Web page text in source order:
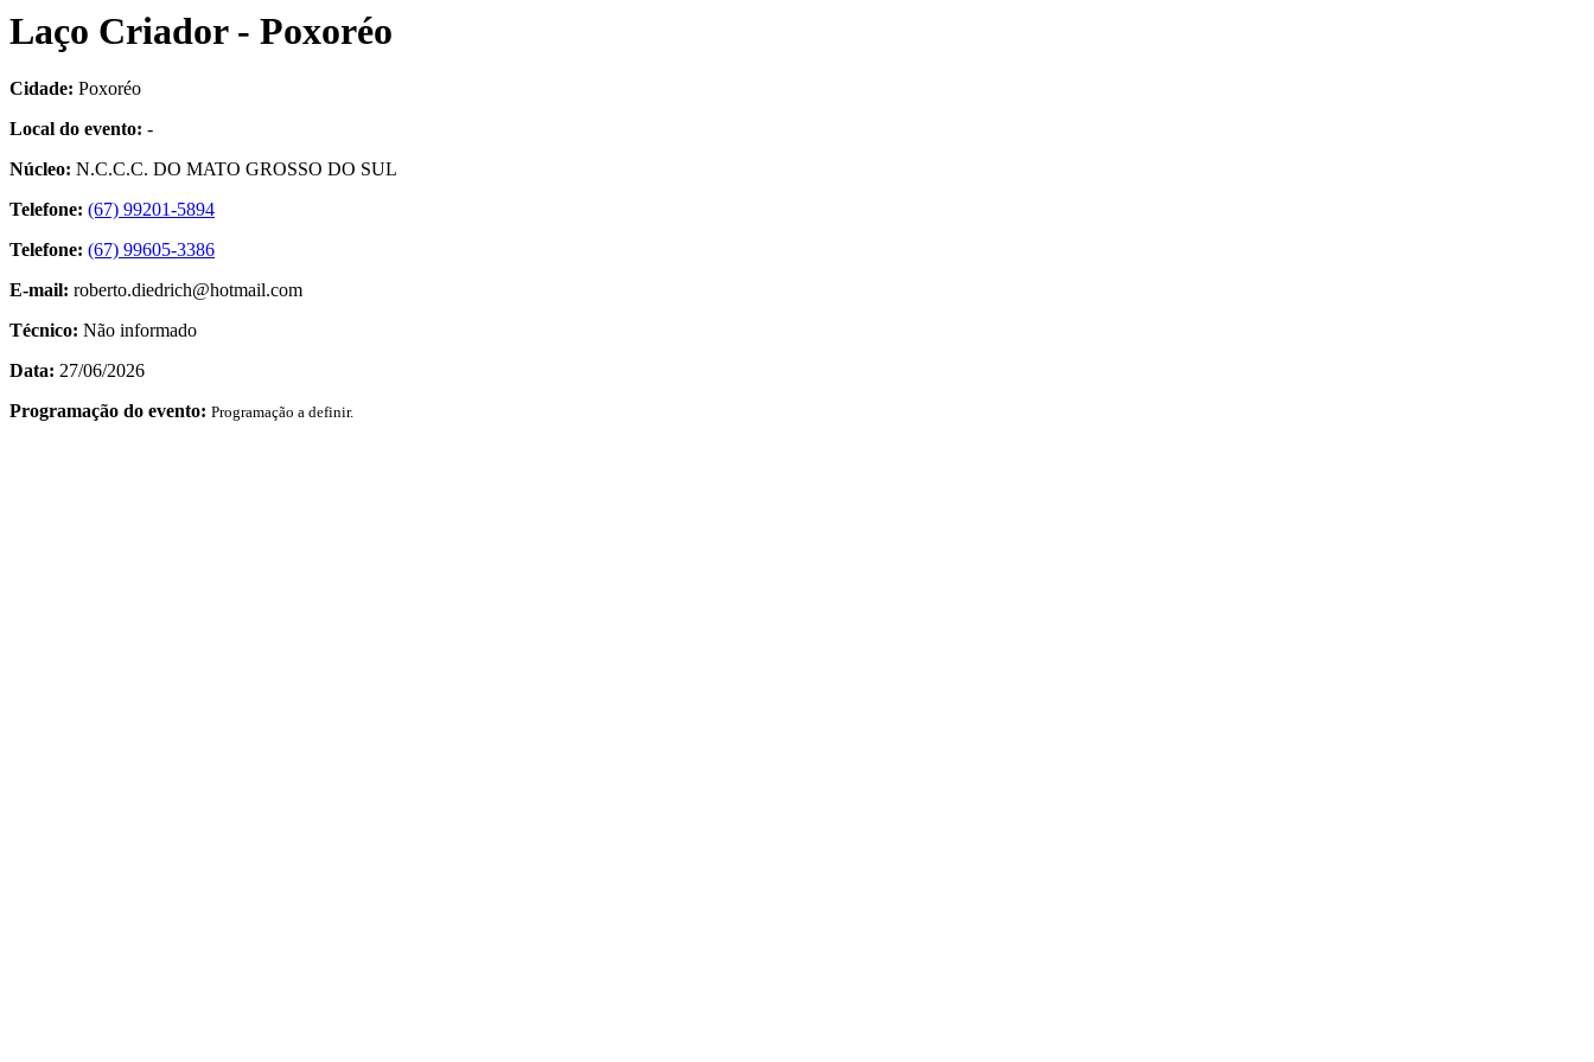
Laço Criador - Poxoréo
Cidade: Poxoréo
Local do evento: -
Núcleo: N.C.C.C. DO MATO GROSSO DO SUL
Telefone: (67) 99201-5894
Telefone: (67) 99605-3386
E-mail: roberto.diedrich@hotmail.com
Técnico: Não informado
Data: 27/06/2026
Programação do evento: Programação a definir.